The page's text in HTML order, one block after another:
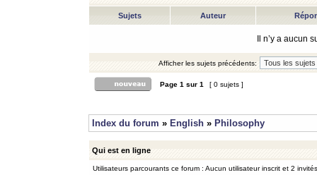
Sujets Auteur
Il n’y a aucun
Afficher les sujets précédents:
Page 1 sur 1 [ 0 sujets ]
Index du forum » English » Philosophy
Qui est en ligne
Utilisateurs parcourants ce forum : Aucun utilisateur inscrit et 2 invités